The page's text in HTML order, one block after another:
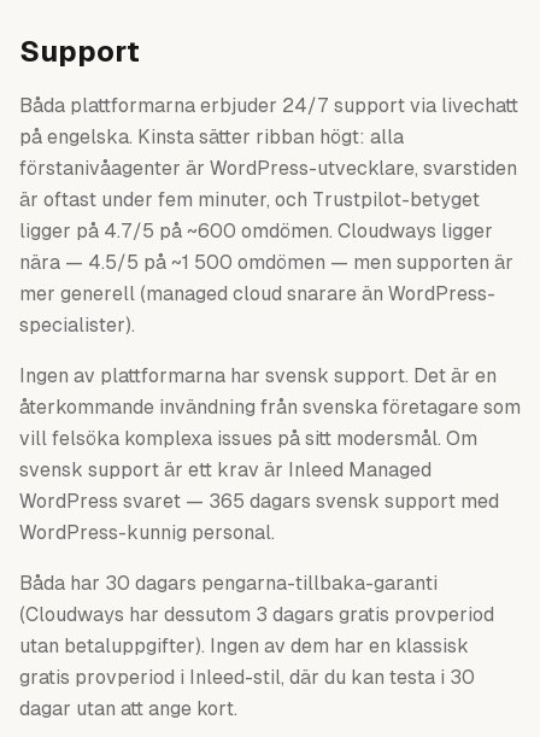
Support
Båda plattformarna erbjuder 24/7 support via livechatt
på engelska. Kinsta sätter ribban högt: alla
förstanivåagenter är WordPress-utvecklare, svarstiden
är oftast under fem minuter, och Trustpilot-betyget
ligger på 4.7/5 på ~600 omdömen. Cloudways ligger
nära — 4.5/5 på ~1 500 omdömen — men supporten är
mer generell (managed cloud snarare än WordPress-
specialister).
Ingen av plattformarna har svensk support. Det är en
återkommande invändning från svenska företagare som
vill felsöka komplexa issues på sitt modersmål. Om
svensk support är ett krav är Inleed Managed
WordPress svaret — 365 dagars svensk support med
WordPress-kunnig personal.
Båda har 30 dagars pengarna-tillbaka-garanti
(Cloudways har dessutom 3 dagars gratis provperiod
utan betaluppgifter). Ingen av dem har en klassisk
gratis provperiod i Inleed-stil, där du kan testa i 30
dagar utan att ange kort.